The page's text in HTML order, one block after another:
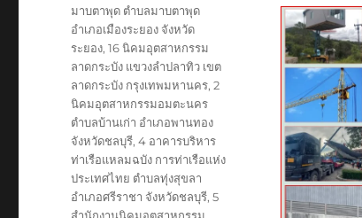
มาบตาพุด ตำบลมาบตาพุด
อำเภอเมืองระยอง จังหวัด
ระยอง,16 นิคมอุตสาหกรรม
ลาดกระบัง แขวงลำปลาทิว เขต
ลาดกระบัง กรุงเทพมหานคร,2
นิคมอุตสาหกรรมอมตะนคร
ตำบลบ้านเก่า อำเภอพานทอง
จังหวัดชลบุรี,4 อาคารบริหาร
ท่าเรือแหลมฉบัง การท่าเรือแห่ง
ประเทศไทย ตำบลทุ่งสุขลา
อำเภอศรีราชา จังหวัดชลบุรี,5